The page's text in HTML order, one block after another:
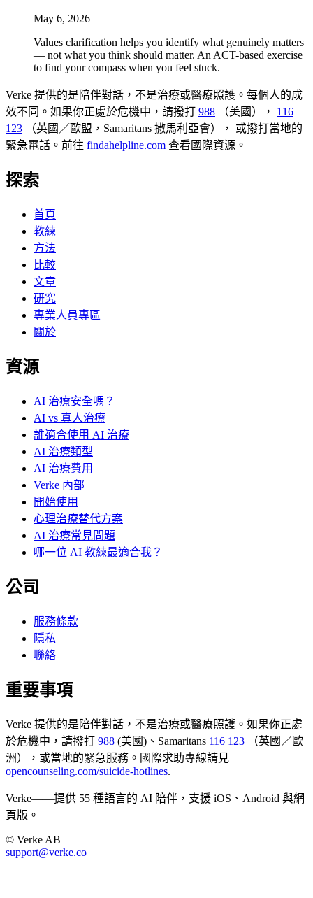
May 6, 2026
Values clarification helps you identify what genuinely matters
— not what you think should matter. An ACT-based exercise
to find your compass when you feel stuck.
Verke 提供的是陪伴對話，不是治療或醫療照護。每個人的成
效不同。如果你正處於危機中，請撥打 988 （美國），
116
123
（英國／歐盟，Samaritans 撒馬利亞會），
或撥打當地的
緊急電話。前往 findahelpline.com 查看國際資源。
探索
首頁
教練
方法
比較
文章
研究
專業人員專區
關於
資源
AI 治療安全嗎？
AI vs 真人治療
誰適合使用 AI 治療
AI 治療類型
AI 治療費用
Verke 內部
開始使用
心理治療替代方案
AI 治療常見問題
哪一位 AI 教練最適合我？
公司
服務條款
隱私
聯絡
重要事項
Verke 提供的是陪伴對話，不是治療或醫療照護。如果你正處
於危機中，請撥打 988 (美國)、Samaritans 116 123
（英國／歐
洲），或當地的緊急服務。國際求助專線請見
opencounseling.com/suicide-hotlines.
Verke——提供 55 種語言的 AI 陪伴，支援 iOS、Android 與網
頁版。
© Verke AB
support@verke.co